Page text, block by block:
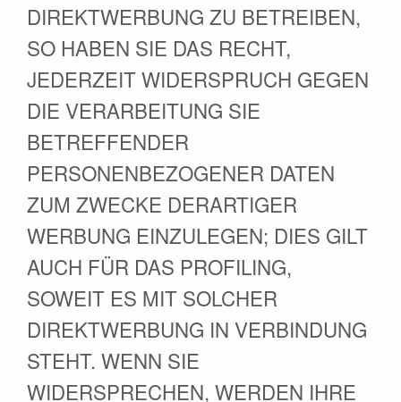
DIREKTWERBUNG ZU BETREIBEN,
SO HABEN SIE DAS RECHT,
JEDERZEIT WIDERSPRUCH GEGEN
DIE VERARBEITUNG SIE
BETREFFENDER
PERSONENBEZOGENER DATEN
ZUM ZWECKE DERARTIGER
WERBUNG EINZULEGEN; DIES GILT
AUCH FÜR DAS PROFILING,
SOWEIT ES MIT SOLCHER
DIREKTWERBUNG IN VERBINDUNG
STEHT. WENN SIE
WIDERSPRECHEN, WERDEN IHRE